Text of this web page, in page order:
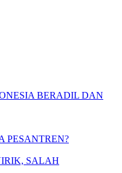
BERADIL DAN
PESANTREN?
SALAH